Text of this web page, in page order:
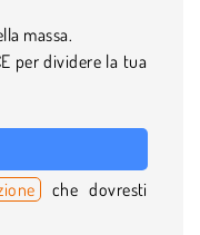
massa.
per dividere la tua
che dovresti